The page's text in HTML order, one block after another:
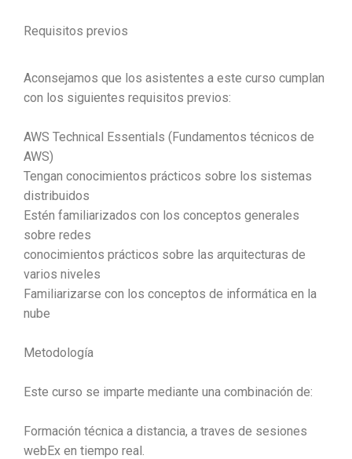
Requisitos previos
Aconsejamos que los asistentes a este curso cumplan
con los siguientes requisitos previos:
AWS Technical Essentials (Fundamentos técnicos de
AWS)
Tengan conocimientos prácticos sobre los sistemas
distribuidos
Estén familiarizados con los conceptos generales
sobre redes
conocimientos prácticos sobre las arquitecturas de
varios niveles
Familiarizarse con los conceptos de informática en la
nube
Metodología
Este curso se imparte mediante una combinación de:
Formación técnica a distancia, a traves de sesiones
webEx en tiempo real.